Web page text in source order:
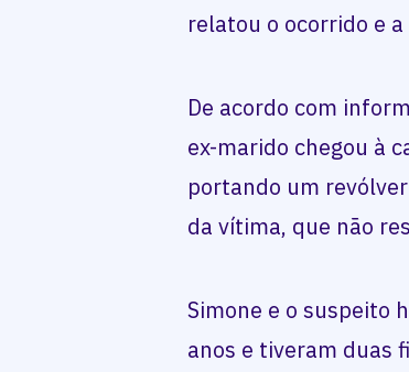
relatou o ocorrido e
De acordo com
ex-marido chegou à
portando um
da vítima, que não
Simone e o suspeito
anos e tiveram duas